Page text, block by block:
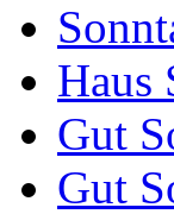
Haus
Gut
Gut